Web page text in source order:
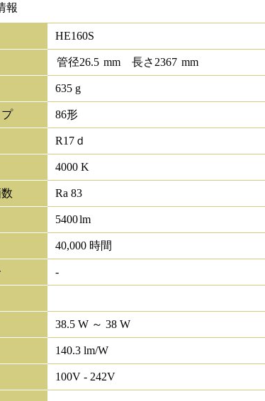
報
HE160S
管径26.5 mm 長さ 2367 mm
635 g
86形
R17ｄ
4000 K
Ra 83
5400lm
40,000 時間
-
38.5 W ～ 38 W
140.3 lm/W
100V - 242V